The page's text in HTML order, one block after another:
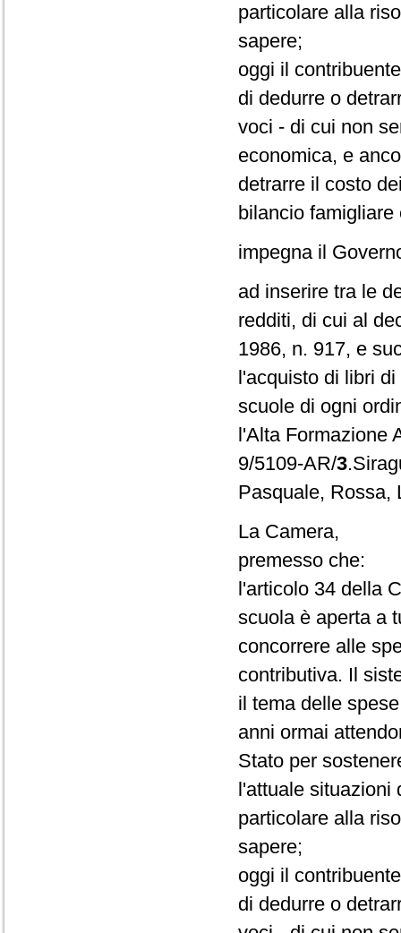
particolare alla
sapere;
oggi il
di dedurre o
voci - di cui non
economica, e
detrarre il costo
bilancio
impegna il
ad inserire tra le
redditi, di cui al
1986, n. 917, e
l'acquisto di libri
scuole di ogni
l'Alta Formazione
9/5109-AR/3
Pasquale, Rossa,
La Camera,
premesso che:
l'articolo 34 della
scuola è aperta a
concorrere alle
contributiva. Il
il tema delle
anni ormai
Stato per
l'attuale situazioni
particolare alla
sapere;
oggi il
di dedurre o